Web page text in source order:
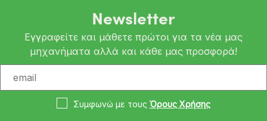
Newsletter
Εγγραφείτε και μάθετε πρώτοι για τα νέα μας
μηχανήματα αλλά και κάθε μας προσφορά!
Συμφωνώ με τους Όρους Χρήσης